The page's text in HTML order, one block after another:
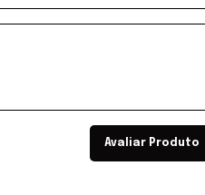
Avaliar Produto